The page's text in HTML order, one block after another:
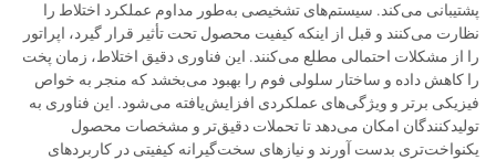
پشتیبانی می‌کند. سیستم‌های تشخیصی به‌طور مداوم عملکرد اختلاط را
نظارت می‌کنند و قبل از اینکه کیفیت محصول تحت تأثیر قرار گیرد، اپراتور
را از مشکلات احتمالی مطلع می‌کنند. این فناوری دقیق اختلاط، زمان پخت
را کاهش داده و ساختار سلولی فوم را بهبود می‌بخشد که منجر به خواص
فیزیکی برتر و ویژگی‌های عملکردی افزایش‌یافته می‌شود. این فناوری به
تولیدکنندگان امکان می‌دهد تا تحملات دقیق‌تر و مشخصات محصول
یکنواخت‌تری بدست آورند و نیازهای سخت‌گیرانه کیفیتی در کاربردهای